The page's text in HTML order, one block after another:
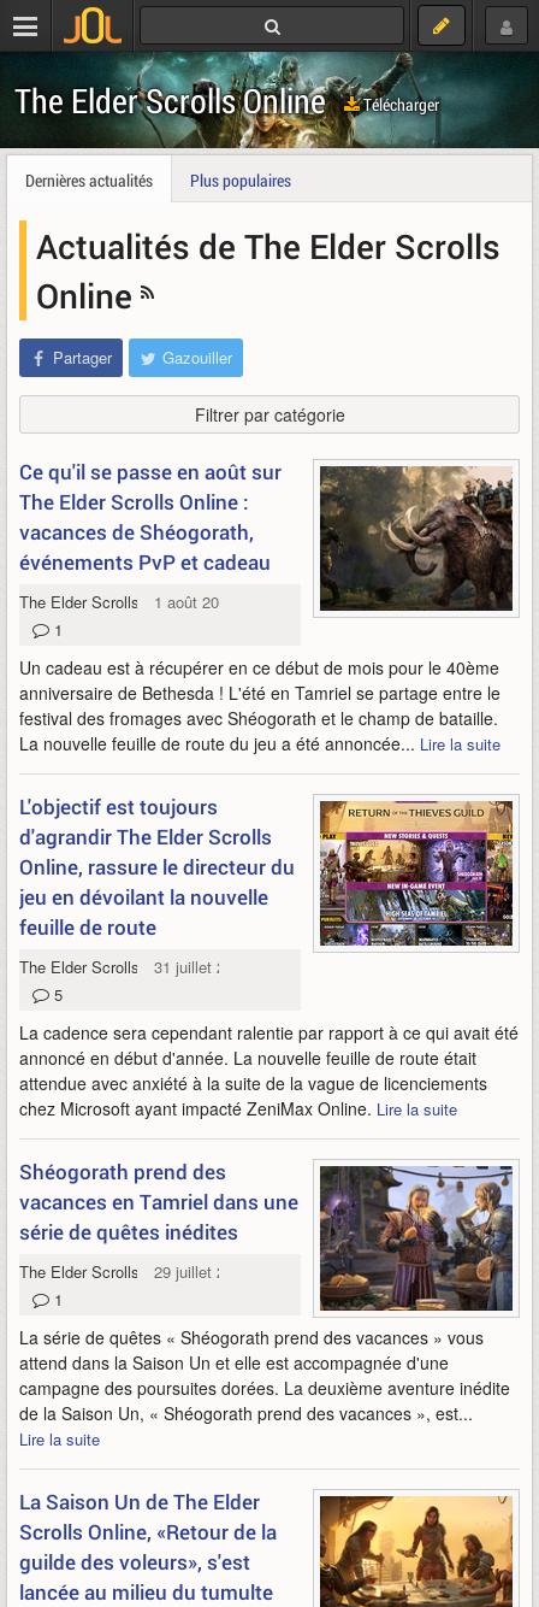
The Elder Scrolls Online Télécharger
Dernières actualités Plus populaires
Actualités de The Elder Scrolls
Online
Partager Gazouiller
Filtrer par catégorie
Ce qu'il se passe en août sur
The Elder Scrolls Online :
vacances de Shéogorath,
événements PvP et cadeau
The Elder Scrolls Online1 août 2026
1
Un cadeau est à récupérer en ce début de mois pour le 40ème
anniversaire de Bethesda ! L'été en Tamriel se partage entre le
festival des fromages avec Shéogorath et le champ de bataille.
La nouvelle feuille de route du jeu a été annoncée... Lire la suite
L'objectif est toujours
d'agrandir The Elder Scrolls
Online, rassure le directeur du
jeu en dévoilant la nouvelle
feuille de route
The Elder Scrolls Online31 juillet 2026
5
La cadence sera cependant ralentie par rapport à ce qui avait été
annoncé en début d'année. La nouvelle feuille de route était
attendue avec anxiété à la suite de la vague de licenciements
chez Microsoft ayant impacté ZeniMax Online. Lire la suite
Shéogorath prend des
vacances en Tamriel dans une
série de quêtes inédites
The Elder Scrolls Online29 juillet 2026
1
La série de quêtes « Shéogorath prend des vacances » vous
attend dans la Saison Un et elle est accompagnée d'une
campagne des poursuites dorées. La deuxième aventure inédite
de la Saison Un, « Shéogorath prend des vacances », est...
Lire la suite
La Saison Un de The Elder
Scrolls Online, «Retour de la
guilde des voleurs», s'est
lancée au milieu du tumulte